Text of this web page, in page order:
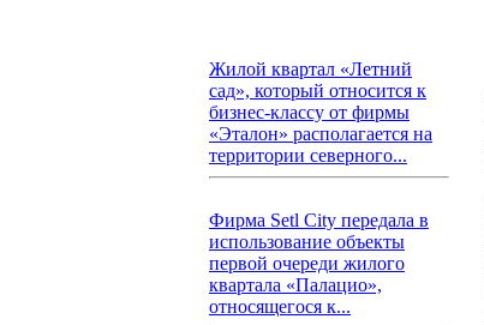
Жилой квартал «Летний
сад», который относится к
бизнес-классу от фирмы
«Эталон» располагается на
территории северного...
Фирма Setl City передала в
использование объекты
первой очереди жилого
квартала «Палацио»,
относящегося к...